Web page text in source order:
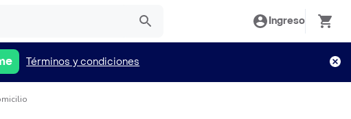
Ingreso
Términos y condiciones